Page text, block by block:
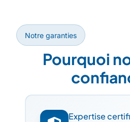
Notre garanties
Pourquoi
Expertise